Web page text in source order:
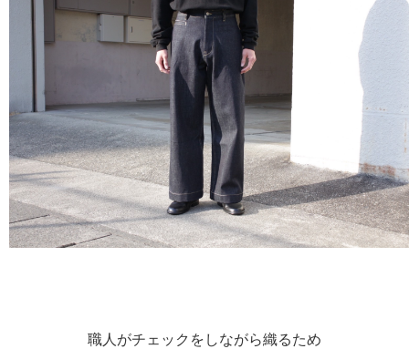
職人がチェックをしながら織るため